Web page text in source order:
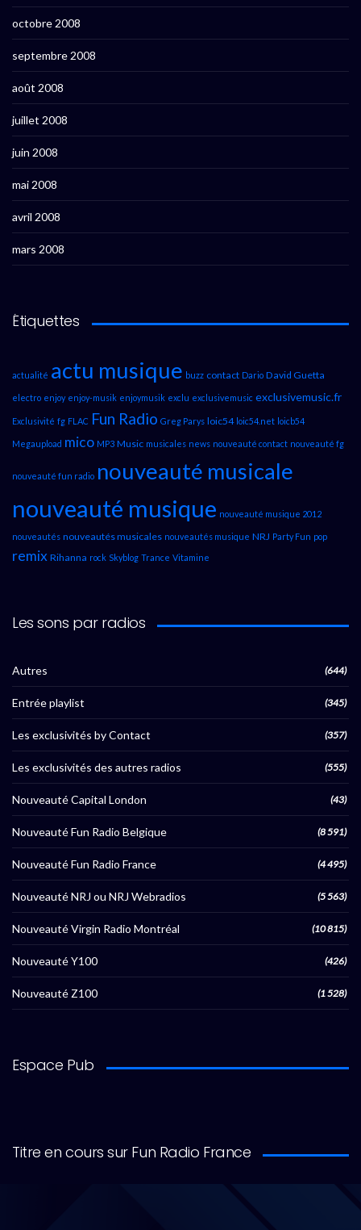
octobre 2008
septembre 2008
août 2008
juillet 2008
juin 2008
mai 2008
avril 2008
mars 2008
Étiquettes
actualité actu musique buzz contact Dario David Guetta
electro enjoy enjoy-musik enjoymusik exclu exclusivemusic exclusivemusic.fr
Exclusivité fg FLAC Fun Radio Greg Parys loic54 loic54.net loicb54
Megaupload mico MP3 Music musicales news nouveauté contact nouveauté fg
nouveauté fun radio nouveauté musicale
nouveauté musique nouveauté musique 2012
nouveautés nouveautés musicales nouveautés musique NRJ Party Fun pop
remix Rihanna rock Skyblog Trance Vitamine
Les sons par radios
Autres (644)
Entrée playlist (345)
Les exclusivités by Contact (357)
Les exclusivités des autres radios (555)
Nouveauté Capital London (43)
Nouveauté Fun Radio Belgique (8 591)
Nouveauté Fun Radio France (4 495)
Nouveauté NRJ ou NRJ Webradios (5 563)
Nouveauté Virgin Radio Montréal (10 815)
Nouveauté Y100 (426)
Nouveauté Z100 (1 528)
Espace Pub
Titre en cours sur Fun Radio France